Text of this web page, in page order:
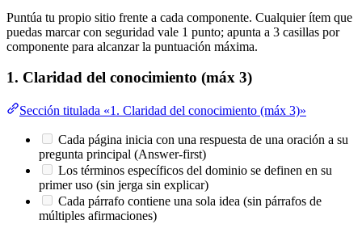
Puntúa tu propio sitio frente a cada componente. Cualquier ítem que
puedas marcar con seguridad vale 1 punto; apunta a 3 casillas por
componente para alcanzar la puntuación máxima.
1. Claridad del conocimiento (máx 3)
Sección titulada «1. Claridad del conocimiento (máx 3)»
Cada página inicia con una respuesta de una oración a su
pregunta principal (Answer-first)
Los términos específicos del dominio se definen en su
primer uso (sin jerga sin explicar)
Cada párrafo contiene una sola idea (sin párrafos de
múltiples afirmaciones)